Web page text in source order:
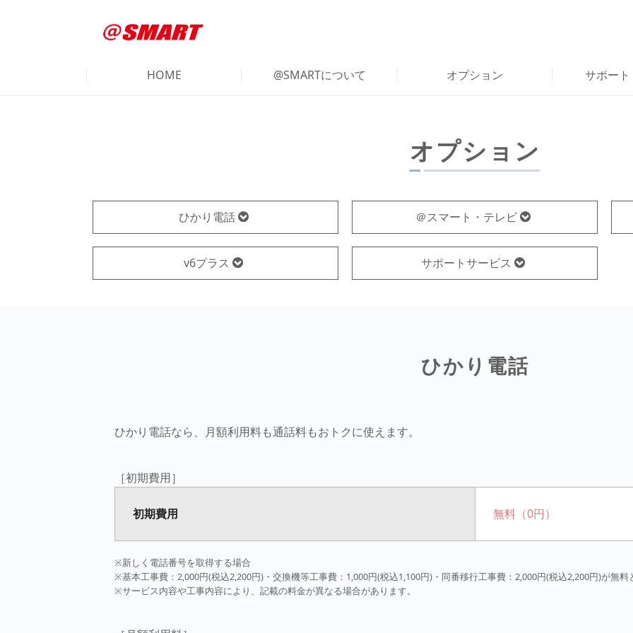
HOME @SMARTについて オプション サポー
オプション
ひかり電話 ＠スマート・テレビ
v6プラス サポートサービス
ひかり電話
ひかり電話なら、月額利用料も通話料もおトクに使えます。
［初期費用］
初期費用 無料（0円）
※新しく電話番号を取得する場合
※基本工事費：2,000円(税込2,200円)・交換機等工事費：1,000円(税込1,100円)・同番移行工事費：2,000円(税込2,200円)が無料
※サービス内容や工事内容により、記載の料金が異なる場合があります。